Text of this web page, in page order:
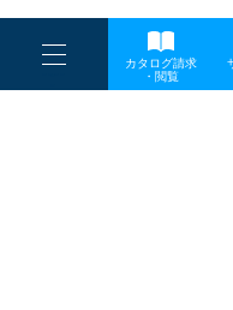
----
----
-
カタログ請求
・閲覧